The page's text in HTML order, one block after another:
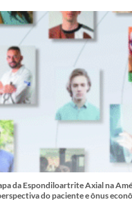
da Espondiloartrite Axial na
do paciente e ônus